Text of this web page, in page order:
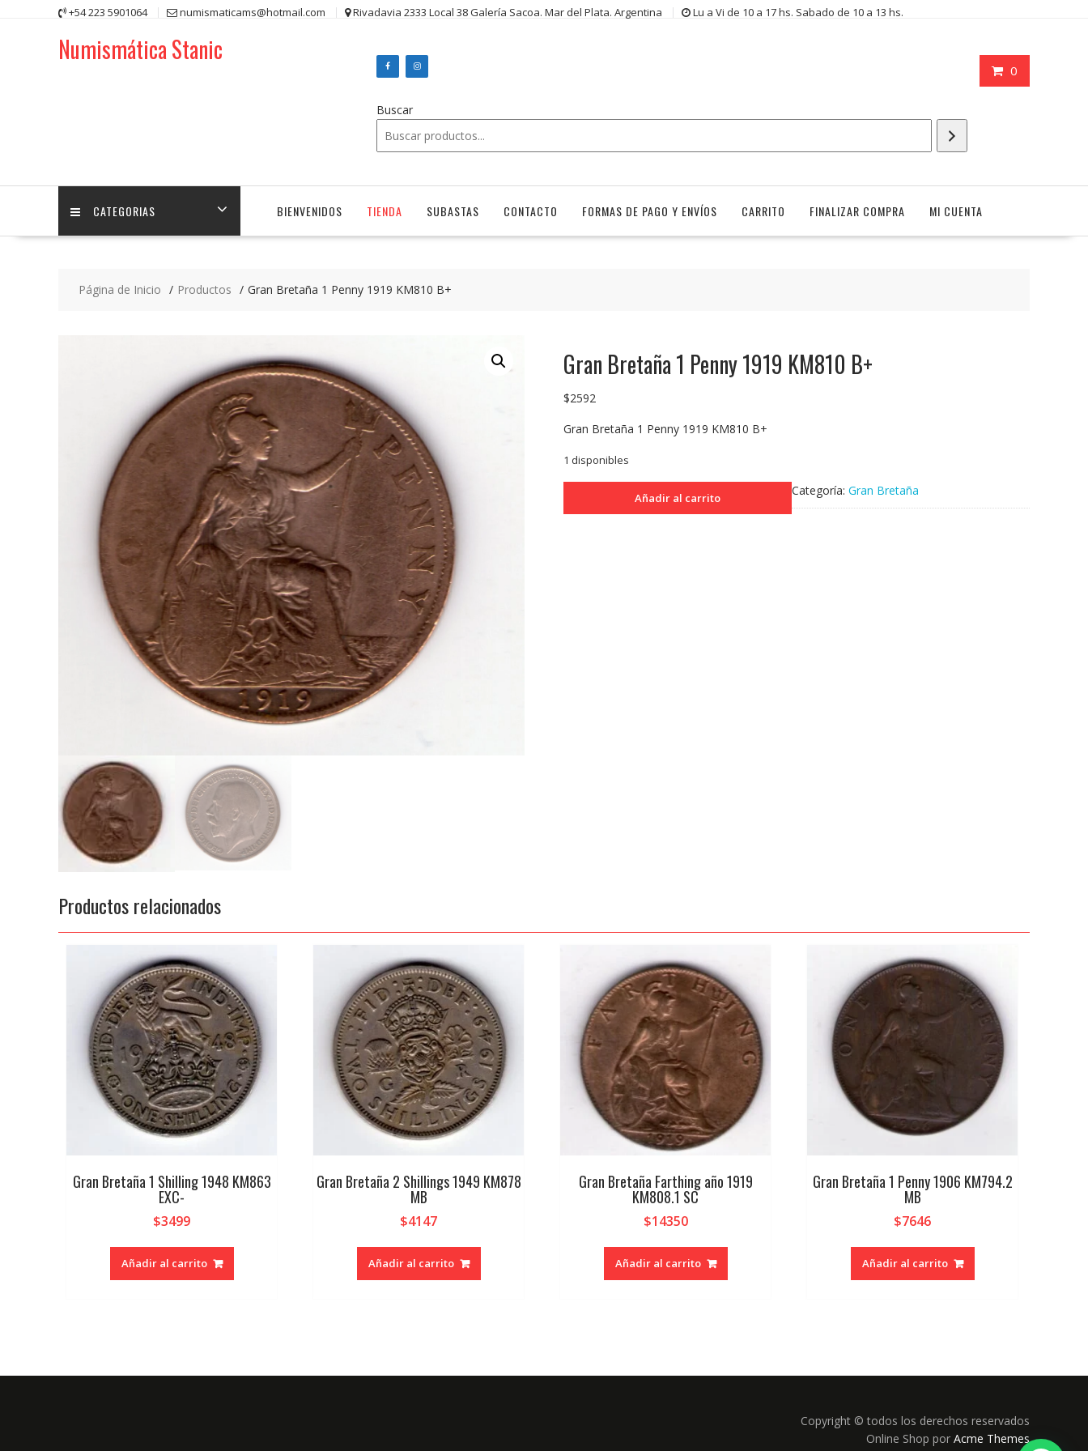
+54 223 5901064 numismaticams@hotmail.com Rivadavia 2333 Local 38 Galería Sacoa. Mar del Plata. Argentina Lu a Vi de 10 a 17 hs. Sabado de 10 a 13 hs.
Numismática Stanic
0
Buscar
CATEGORIAS BIENVENIDOS TIENDA SUBASTAS CONTACTO FORMAS DE PAGO Y ENVÍOS CARRITO FINALIZAR COMPRA MI CUENTA
Página de Inicio Productos Gran Bretaña 1 Penny 1919 KM810 B+
Gran Bretaña 1 Penny 1919 KM810 B+
$2592
Gran Bretaña 1 Penny 1919 KM810 B+
1 disponibles
Añadir al carrito Categoría:Gran Bretaña
Productos relacionados
Gran Bretaña 1 Shilling 1948 KM863
EXC-
$3499
Añadir al carrito
Gran Bretaña 2 Shillings 1949 KM878
MB
$4147
Añadir al carrito
Gran Bretaña Farthing año 1919
KM808.1 SC
$14350
Añadir al carrito
Gran Bretaña 1 Penny 1906 KM794.2
MB
$7646
Añadir al carrito
Copyright © todos los derechos reservados
Online Shop por Acme Themes